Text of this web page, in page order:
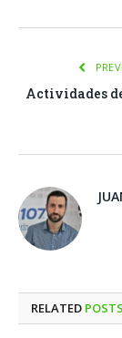
Actividades
RELATED POSTS